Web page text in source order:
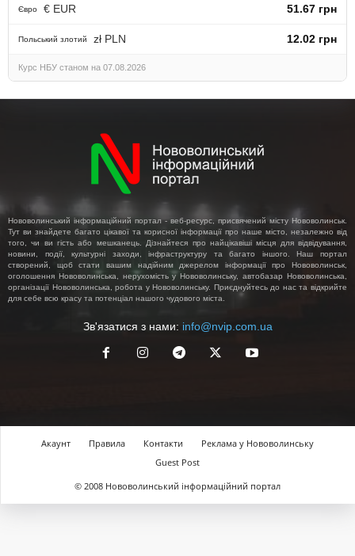
Євро € EUR 51.67 грн
Польський злотий zł PLN 12.02 грн
Курс НБУ станом на 07.08.2026
Нововолинський інформаційний портал - веб-ресурс, присвячений місту Нововолинськ.
Тут ви знайдете багато цікавої та корисної інформації про наше місто, незалежно від
того, чи ви гість або мешканець. Дізнайтеся про найцікавіші місця для відвідування,
новини, події, культурні заходи, інфраструктуру та багато іншого. Наш портал
створений, щоб стати вашим надійним джерелом інформації про Нововолинськ,
оголошення Нововолинська, нерухомість у Нововолинську, автобазар Нововолинська,
організації Нововолинська, робота у Нововолинську. Приєднуйтесь до нас та відкрийте
для себе всю красу та потенціал нашого чудового міста.
Зв'язатися з нами: info@nvip.com.ua
Акаунт Правила Контакти
Реклама у Нововолинську
Guest Post
© 2008 Нововолинський інформаційний портал